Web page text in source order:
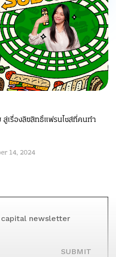
สู่เรื่องลิขสิทธิ์แฟรนไชส์ที่คนทำ
14, 2024
newsletter
SUBMIT